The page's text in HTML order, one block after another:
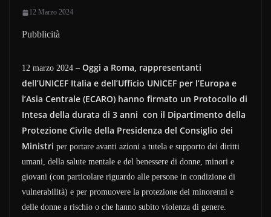
12 Marzo 2024
Pubblicità
12 marzo 2024 – Oggi a Roma, rappresentanti
dell’UNICEF Italia e dell’Ufficio UNICEF per l’Europa e
l’Asia Centrale (ECARO) hanno firmato un Protocollo di
Intesa della durata di 3 anni con il Dipartimento della
Protezione Civile della Presidenza del Consiglio dei
Ministri per portare avanti azioni a tutela e supporto dei diritti
umani, della salute mentale e del benessere di donne, minori e
giovani (con particolare riguardo alle persone in condizione di
vulnerabilità) e per promuovere la protezione dei minorenni e
delle donne a rischio o che hanno subito violenza di genere.